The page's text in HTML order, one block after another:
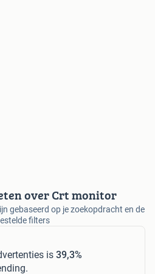
over Crt monitor
gebaseerd op je zoekopdracht en de
filters
is 39,3%